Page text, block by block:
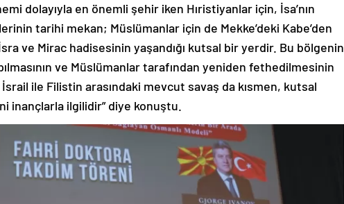
dolayıyla en önemli şehir iken Hıristiyanlar için, İsa’nın
tarihi mekan; Müslümanlar için de Mekke’deki Kabe’den
ve Mirac hadisesinin yaşandığı kutsal bir yerdir. Bu bölgenin
ve Müslümanlar tarafından yeniden fethedilmesinin
ile Filistin arasındaki mevcut savaş da kısmen, kutsal
inançlarla ilgilidir” diye konuştu.